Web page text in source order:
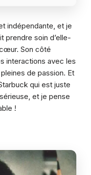
indépendante, et je
prendre soin d’elle-
Son côté
interactions avec les
de passion. Et
qui est juste
et je pense
!